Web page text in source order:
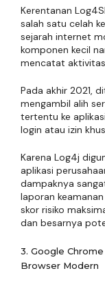
Kerentanan
salah satu celah
sejarah internet
komponen kecil
mencatat
Pada akhir 2021,
mengambil alih
tertentu ke
login atau izin
Karena Log4j
aplikasi
dampaknya
laporan
skor risiko
dan besarnya
3. Google
Browser Modern